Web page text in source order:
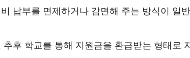
납부를 면제하거나 감면해 주는 방식이 일반
후 학교를 통해 지원금을 환급받는 형태로